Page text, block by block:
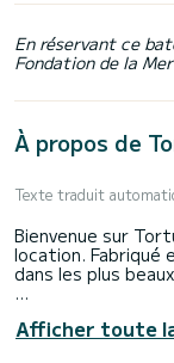
En réservant ce
Fondation de la
À propos de
Texte traduit
Bienvenue sur
location. Fabriqué
dans les plus
capacité
totale de 12
Afficher toute